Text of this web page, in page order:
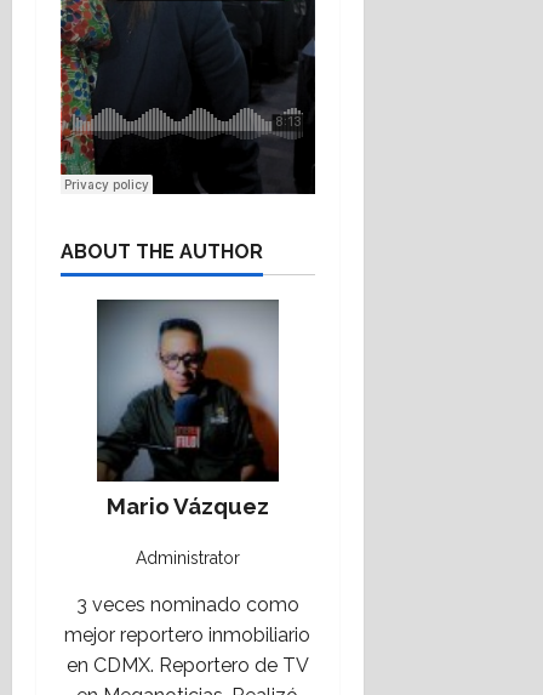
ABOUT THE AUTHOR
Mario Vázquez
Administrator
3 veces nominado como
mejor reportero inmobiliario
en CDMX. Reportero de TV